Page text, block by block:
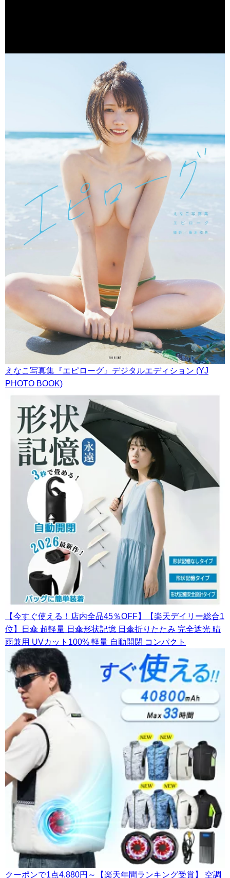
えなこ写真集『エピローグ』デジタルエディション (YJ
PHOTO BOOK)
【今すぐ使える！店内全品45％OFF】【楽天デイリー総合1
位】日傘 超軽量 日傘形状記憶 日傘折りたたみ 完全遮光 晴
雨兼用 UVカット100% 軽量 自動開閉 コンパクト
クーポンで1点4,880円～【楽天年間ランキング受賞】 空調